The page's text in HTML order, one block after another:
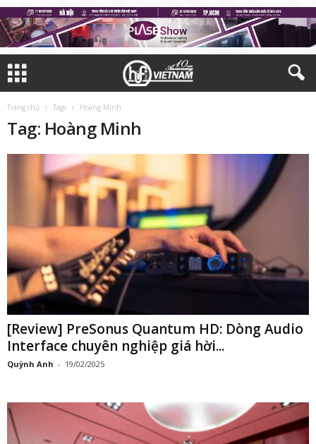
Trang chủ Tags Hoàng Minh
Tag: Hoàng Minh
[Review] PreSonus Quantum HD: Dòng Audio
Interface chuyên nghiệp giá hời...
Quỳnh Anh - 19/02/2025